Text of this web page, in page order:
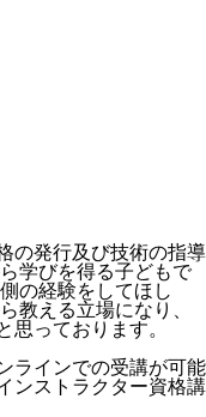
の発行及び技術の指導
学びを得る子どもで
の経験をしてほし
教える立場になり、
思っております。
ラインでの受講が可能
ンストラクター資格講